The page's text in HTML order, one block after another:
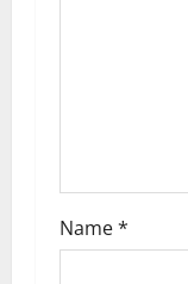
Name*